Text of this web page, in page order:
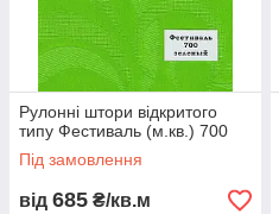
Рулонні штори відкритого
типу Фестиваль (м.кв.) 700
Під замовлення
від 685 ₴/кв.м